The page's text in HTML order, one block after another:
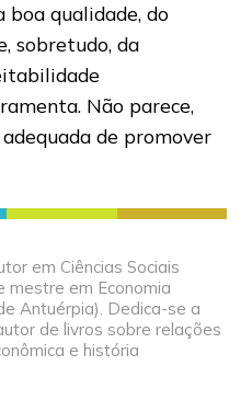
qualidade, do
sobretudo, da
Não parece,
de promover
em Ciências Sociais
mestre em Economia
Antuérpia). Dedica-se a
de livros sobre relações
e história